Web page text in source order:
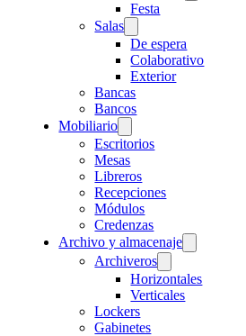
Festa
Salas
De espera
Colaborativo
Exterior
Bancas
Bancos
Mobiliario
Escritorios
Mesas
Libreros
Recepciones
Módulos
Credenzas
Archivo y almacenaje
Archiveros
Horizontales
Verticales
Lockers
Gabinetes